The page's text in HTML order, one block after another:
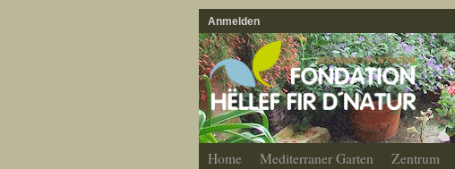
Anmelden
Home Mediterraner Garten Zentrum